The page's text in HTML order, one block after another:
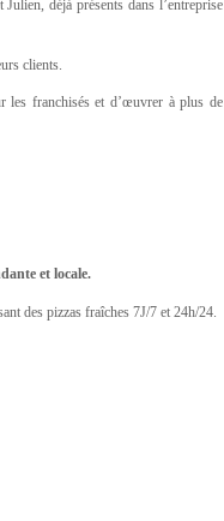
déjà présents dans l’entreprise
clients.
les franchisés et d’œuvrer à plus de
et locale.
des pizzas fraîches 7J/7 et 24h/24.